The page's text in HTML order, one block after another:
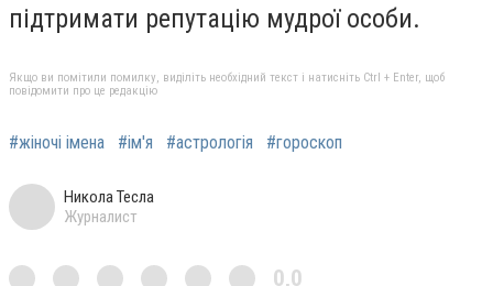
підтримати репутацію мудрої особи.
Якщо ви помітили помилку, виділіть необхідний текст і натисніть Ctrl + Enter, щоб
повідомити про це редакцію
#жіночі імена #ім'я #астрологія #гороскоп
Никола Тесла
Журналист
0,0